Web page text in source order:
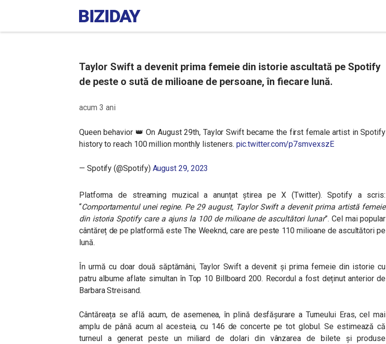
Taylor Swift a devenit prima femeie din istorie ascultată pe Spotify
de peste o sută de milioane de persoane, în fiecare lună.
acum 3 ani
Queen behavior 👑 On August 29th, Taylor Swift became the first female artist in Spotify
history to reach 100 million monthly listeners. pic.twitter.com/p7smvexszE
— Spotify (@Spotify) August 29, 2023
Platforma de streaming muzical a anunțat știrea pe X (Twitter). Spotify a scris:
“Comportamentul unei regine. Pe 29 august, Taylor Swift a devenit prima artistă femeie
din istoria Spotify care a ajuns la 100 de milioane de ascultători lunar”. Cel mai popular
cântăreț de pe platformă este The Weeknd, care are peste 110 milioane de ascultători pe
lună.
În urmă cu doar două săptămâni, Taylor Swift a devenit și prima femeie din istorie cu
patru albume aflate simultan în Top 10 Billboard 200. Recordul a fost deținut anterior de
Barbara Streisand.
Cântăreața se află acum, de asemenea, în plină desfășurare a Turneului Eras, cel mai
amplu de până acum al acesteia, cu 146 de concerte pe tot globul. Se estimează că
turneul a generat peste un miliard de dolari din vânzarea de bilete și produse